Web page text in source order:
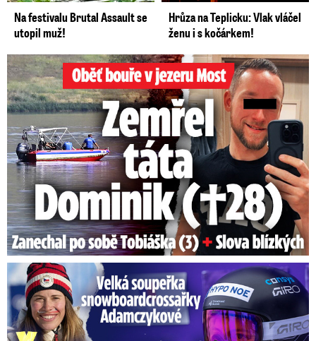
Na festivalu Brutal Assault se
utopil muž!
Hrůza na Teplicku: Vlak vláčel
ženu i s kočárkem!
Oběť bouře v jezeru Most: Zemřel táta Dominik (†28)
Velká soupeřka Adamczykové: Šokující konec!